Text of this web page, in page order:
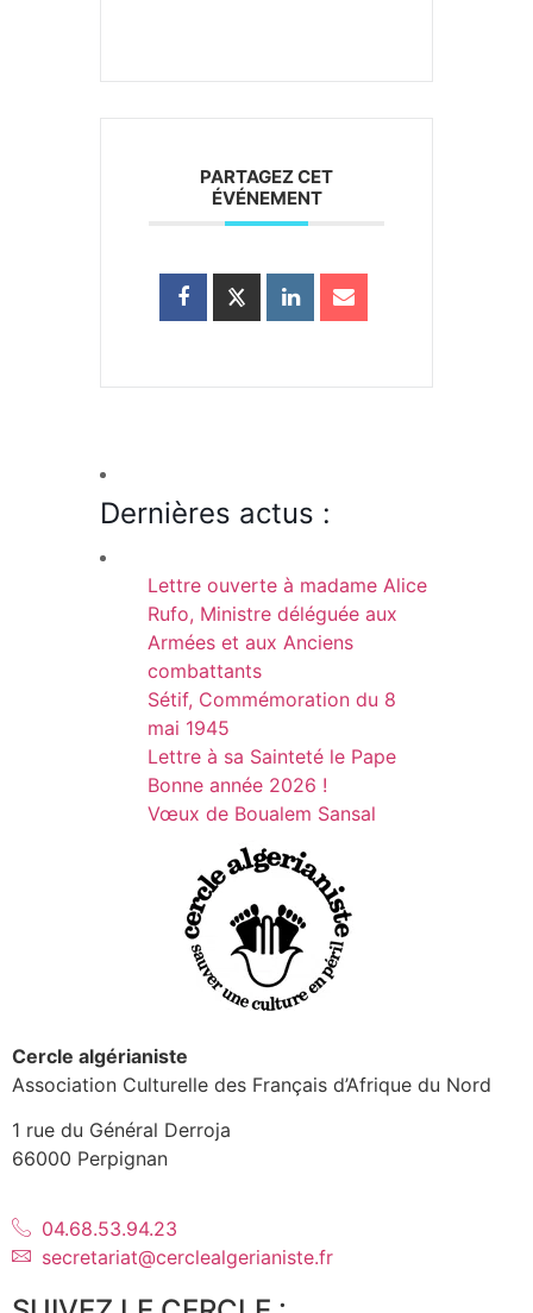
PARTAGEZ CET
ÉVÉNEMENT
Dernières actus :
Lettre ouverte à madame Alice
Rufo, Ministre déléguée aux
Armées et aux Anciens
combattants
Sétif, Commémoration du 8
mai 1945
Lettre à sa Sainteté le Pape
Bonne année 2026 !
Vœux de Boualem Sansal
Cercle algérianiste
Association Culturelle des Français d’Afrique du Nord
1 rue du Général Derroja
66000 Perpignan
04.68.53.94.23
secretariat@cerclealgerianiste.fr